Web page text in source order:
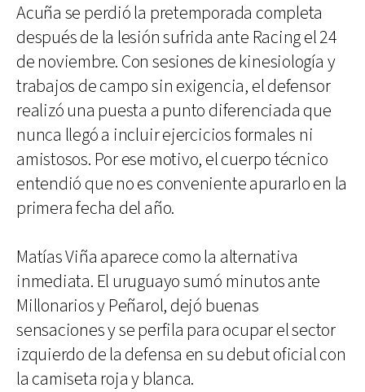
Acuña se perdió la pretemporada completa
después de la lesión sufrida ante Racing el 24
de noviembre. Con sesiones de kinesiología y
trabajos de campo sin exigencia, el defensor
realizó una puesta a punto diferenciada que
nunca llegó a incluir ejercicios formales ni
amistosos. Por ese motivo, el cuerpo técnico
entendió que no es conveniente apurarlo en la
primera fecha del año.
Matías Viña aparece como la alternativa
inmediata. El uruguayo sumó minutos ante
Millonarios y Peñarol, dejó buenas
sensaciones y se perfila para ocupar el sector
izquierdo de la defensa en su debut oficial con
la camiseta roja y blanca.